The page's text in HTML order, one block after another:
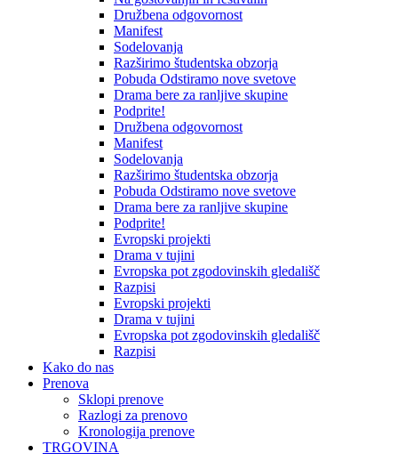
Družbena odgovornost
Manifest
Sodelovanja
Razširimo študentska obzorja
Pobuda Odstiramo nove svetove
Drama bere za ranljive skupine
Podprite!
Družbena odgovornost
Manifest
Sodelovanja
Razširimo študentska obzorja
Pobuda Odstiramo nove svetove
Drama bere za ranljive skupine
Podprite!
Evropski projekti
Drama v tujini
Evropska pot zgodovinskih gledališč
Razpisi
Evropski projekti
Drama v tujini
Evropska pot zgodovinskih gledališč
Razpisi
Kako do nas
Prenova
Sklopi prenove
Razlogi za prenovo
Kronologija prenove
TRGOVINA